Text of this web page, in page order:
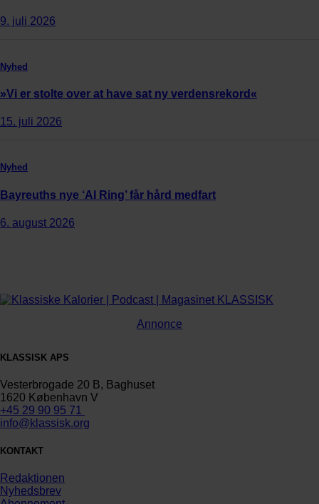
9. juli 2026
Nyhed
»Vi er stolte over at have sat ny verdensrekord«
15. juli 2026
Nyhed
Bayreuths nye ‘AI Ring’ får hård medfart
6. august 2026
Annonce
KLASSISK APS
Vesterbrogade 20 B, Baghuset
1620 København V
+45 29 90 95 71
info@klassisk.org
KONTAKT
Redaktionen
Nyhedsbrev